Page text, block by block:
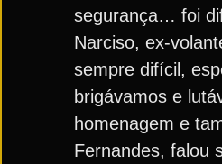
segurança… foi
Narciso, ex-
sempre difícil,
brigávamos e
homenagem e
Fernandes, falou